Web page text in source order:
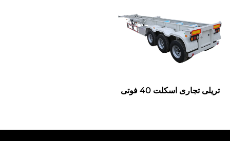
تریلی تجاری اسکلت 40 فوتی